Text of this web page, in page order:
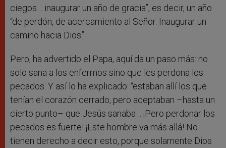
ciegos… inaugurar un año de gracia”, es decir, un año
“de perdón, de acercamiento al Señor. Inaugurar un
camino hacia Dios”.
Pero, ha advertido el Papa, aquí da un paso más: no
solo sana a los enfermos sino que les perdona los
pecados. Y así lo ha explicado: “estaban allí los que
tenían el corazón cerrado, pero aceptaban –hasta un
cierto punto– que Jesús sanaba… ¡Pero perdonar los
pecados es fuerte! ¡Este hombre va más allá! No
tienen derecho a decir esto, porque solamente Dios